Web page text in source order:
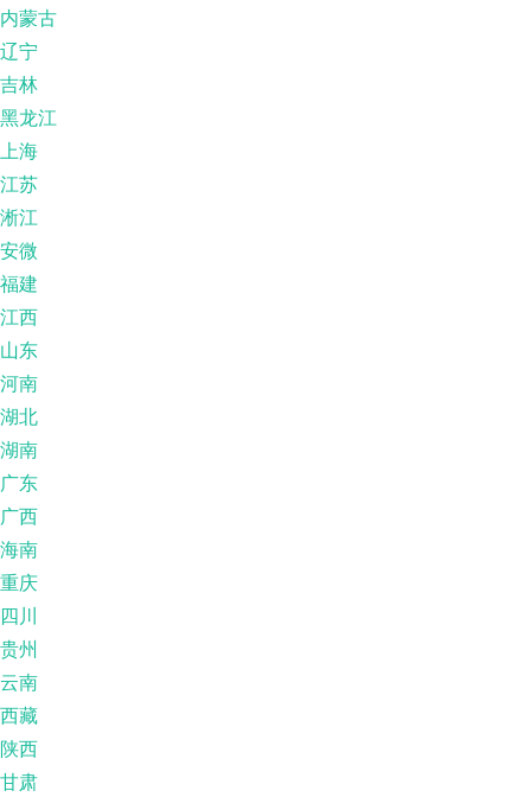
内蒙古
辽宁
吉林
黑龙江
上海
江苏
淅江
安微
福建
江西
山东
河南
湖北
湖南
广东
广西
海南
重庆
四川
贵州
云南
西藏
陕西
甘肃